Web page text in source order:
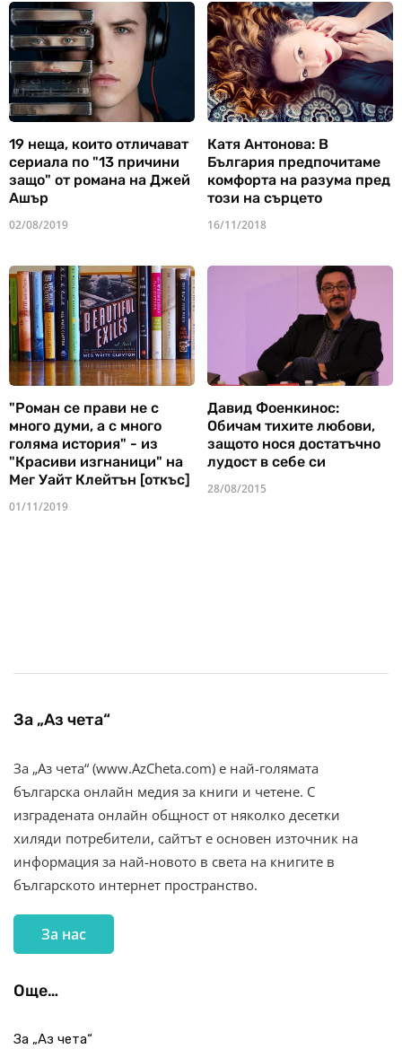
19 неща, които отличават
сериала по "13 причини
защо" от романа на Джей
Ашър
02/08/2019
Катя Антонова: В
България предпочитаме
комфорта на разума пред
този на сърцето
16/11/2018
"Роман се прави не с
много думи, а с много
голяма история" - из
"Красиви изгнаници" на
Мег Уайт Клейтън [откъс]
01/11/2019
Давид Фоенкинос:
Обичам тихите любови,
защото нося достатъчно
лудост в себе си
28/08/2015
За „Аз чета“
За „Аз чета“ (www.AzCheta.com) е най-голямата
българска онлайн медия за книги и четене. С
изградената онлайн общност от няколко десетки
хиляди потребители, сайтът е основен източник на
информация за най-новото в света на книгите в
българското интернет пространство.
За нас
Още…
За „Аз чета“